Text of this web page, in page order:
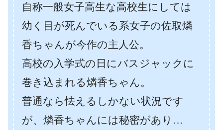
自称一般女子高生な高校生にしては
幼く目が死んでいる系女子の佐取燐
香ちゃんが今作の主人公。
高校の入学式の日にバスジャックに
巻き込まれる燐香ちゃん。
普通なら怯えるしかない状況です
が、燐香ちゃんには秘密があり…